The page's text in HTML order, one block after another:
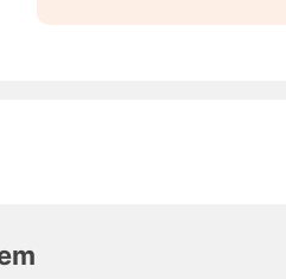
cao – Sử dụng tới 10 ngày
và bị tiêu diệt ngay lập tức.